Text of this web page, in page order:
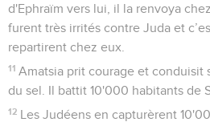
d'Ephraïm vers lui, il la renvoya
furent très irrités contre Juda et
repartirent chez eux.
11 Amatsia prit courage et conduisit
du sel. Il battit 10'000 habitants de
12 Les Judéens en capturèrent